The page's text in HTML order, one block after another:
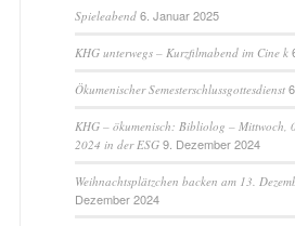
Spieleabend 6. Januar 2025
KHG unterwegs – Kurzfilmabend im Cine k
Ökumenischer Semesterschlussgottesdienst
KHG – ökumenisch: Bibliolog – Mittwoch,
2024 in der ESG 9. Dezember 2024
Weihnachtsplätzchen backen am 13.
Dezember 2024